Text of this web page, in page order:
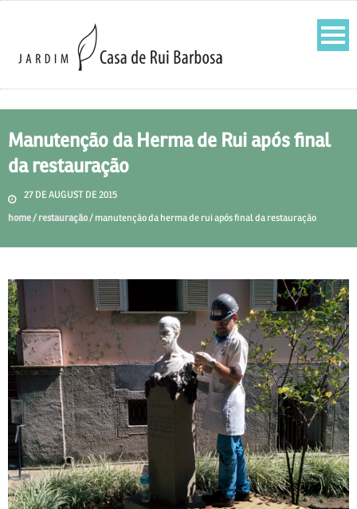
Manutenção da Herma de Rui após final
da restauração
27 DE AUGUST DE 2015
home/ restauração/ manutenção da herma de rui após final da restauração